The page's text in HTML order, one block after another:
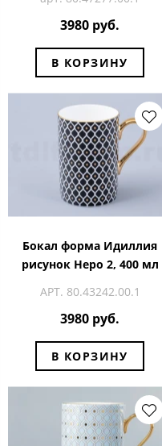
3980 руб.
В КОРЗИНУ
Бокал форма Идиллия
рисунок Неро 2, 400 мл
АРТ. 80.43242.00.1
3980 руб.
В КОРЗИНУ